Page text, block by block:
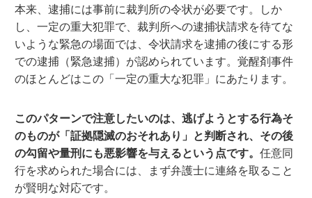
本来、逮捕には事前に裁判所の令状が必要です。しか
し、一定の重大犯罪で、裁判所への逮捕状請求を待てな
いような緊急の場面では、令状請求を逮捕の後にする形
での逮捕（緊急逮捕）が認められています。覚醒剤事件
のほとんどはこの「一定の重大な犯罪」にあたります。
このパターンで注意したいのは、逃げようとする行為そ
のものが「証拠隠滅のおそれあり」と判断され、その後
の勾留や量刑にも悪影響を与えるという点です。任意同
行を求められた場合には、まず弁護士に連絡を取ること
が賢明な対応です。